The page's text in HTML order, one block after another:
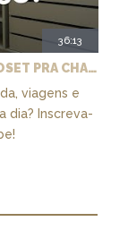
36:13
EP. 6: A SAGA DA CASA - TEMOS UM CLOSET PRA CHAMAR DE NOSSO + MARCENARIA E PAISAGISMO
viagens e
dia? Inscreva-